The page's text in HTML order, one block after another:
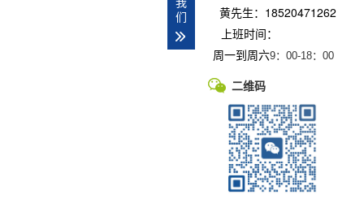
黄先生：18520471262
上班时间：
周一到周六9：00-18：00
二维码
们